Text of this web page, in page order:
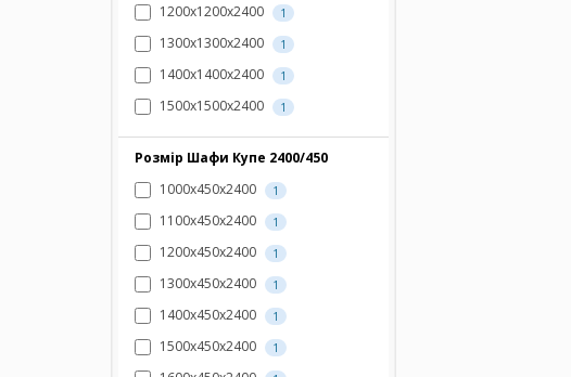
1200х1200х2400 1
1300х1300х2400 1
1400х1400х2400 1
1500х1500х2400 1
Розмір Шафи Купе 2400/450
1000х450х2400
1
1100х450х2400 1
1200х450х2400 1
1300х450х2400 1
1400х450х2400 1
1500х450х2400 1